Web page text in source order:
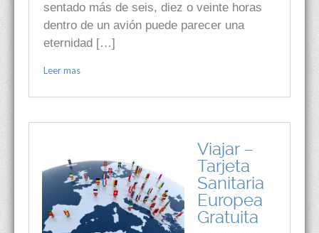
sentado más de seis, diez o veinte horas
dentro de un avión puede parecer una
eternidad […]
Leer mas
Viajar –
Tarjeta
Sanitaria
Europea
Gratuita